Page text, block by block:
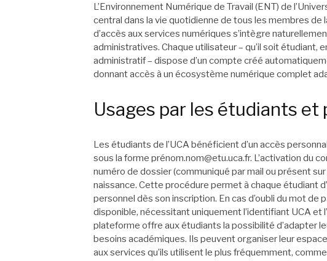
L’Environnement Numérique de Travail (ENT) de
central dans la vie quotidienne de tous les membres de
d’accès aux services numériques s’intègre
administratives. Chaque utilisateur – qu’il soit étudiant,
administratif – dispose d’un compte créé
donnant accès à un écosystème numérique complet
Usages par les étudiants
Les étudiants de l’UCA bénéficient d’un accès
sous la forme prénom.nom@etu.uca.fr. L’activation du
numéro de dossier (communiqué par mail ou présent
naissance. Cette procédure permet à chaque étudiant
personnel dès son inscription. En cas d’oubli du mot
disponible, nécessitant uniquement l’identifiant UCA et
plateforme offre aux étudiants la possibilité d’adapter
besoins académiques. Ils peuvent organiser leur
aux services qu’ils utilisent le plus fréquemment,